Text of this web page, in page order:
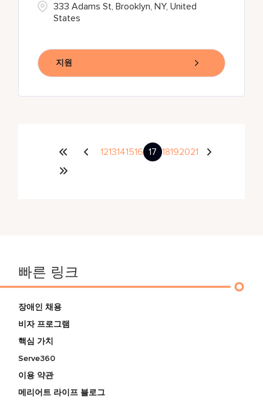
333 Adams St, Brooklyn, NY, United
States
지원
1213141516 17 18192021
빠른 링크
장애인 채용
비자 프로그램
핵심 가치
Serve360
이용 약관
메리어트 라이프 블로그